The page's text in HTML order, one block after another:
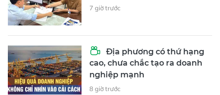
7 giờ trước
Địa phương có thứ hạng
cao, chưa chắc tạo ra doanh
nghiệp mạnh
8 giờ trước